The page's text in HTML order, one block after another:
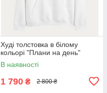
Худі толстовка в білому
кольорі "Плани на день"
В наявності
1 790 ₴ 2 800 ₴